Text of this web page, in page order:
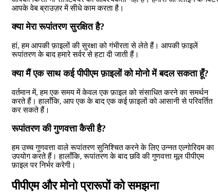
आपके वेब ब्राउज़र में सीधे काम करता है।
क्या मेरा रूपांतरण सुरक्षित है?
हां, हम आपकी फ़ाइलों की सुरक्षा को गंभीरता से लेते हैं। आपकी फ़ाइलें
रूपांतरण के बाद हमारे सर्वर से हटा दी जाती हैं।
क्या मैं एक साथ कई पीपीएम फ़ाइलों को मोनो में बदल सकता हूँ?
वर्तमान में, हम एक समय में केवल एक फ़ाइल को संसाधित करने का समर्थन
करते हैं। हालाँकि, आप एक के बाद एक कई फ़ाइलों को आसानी से परिवर्तित
कर सकते हैं।
रूपांतरण की गुणवत्ता कैसी है?
हम उच्च गुणवत्ता वाले रूपांतरण सुनिश्चित करने के लिए उन्नत एल्गोरिदम का
उपयोग करते हैं। हालाँकि, रूपांतरण के बाद छवि की गुणवत्ता मूल पीपीएम
फ़ाइल पर निर्भर करेगी।
पीपीएम और मोनो प्रारूपों को समझना